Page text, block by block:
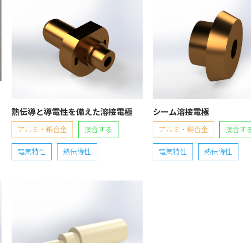
熱伝導と導電性を備えた溶接電極
アルミ・銅合金 接合する
電気特性 熱伝導性
シーム溶接電極
アルミ・銅合金 接合す
電気特性 熱伝導性